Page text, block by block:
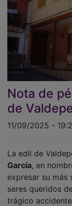
Nota de
de
11/09/2025 -
La edil de
García, en
expresar su más
seres queridos
trágico